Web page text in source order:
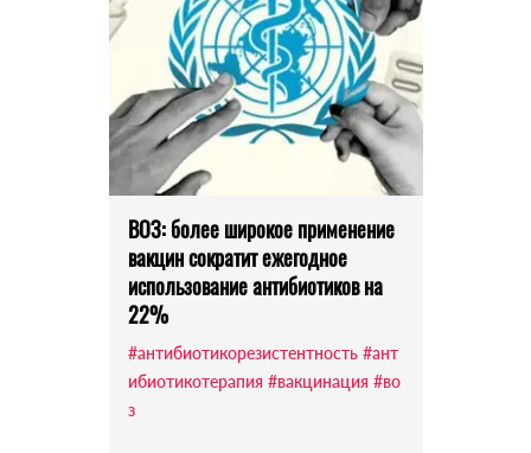
ВОЗ: более широкое применение
вакцин сократит ежегодное
использование антибиотиков на
22%
#антибиотикорезистентность #ант
ибиотикотерапия #вакцинация #во
з